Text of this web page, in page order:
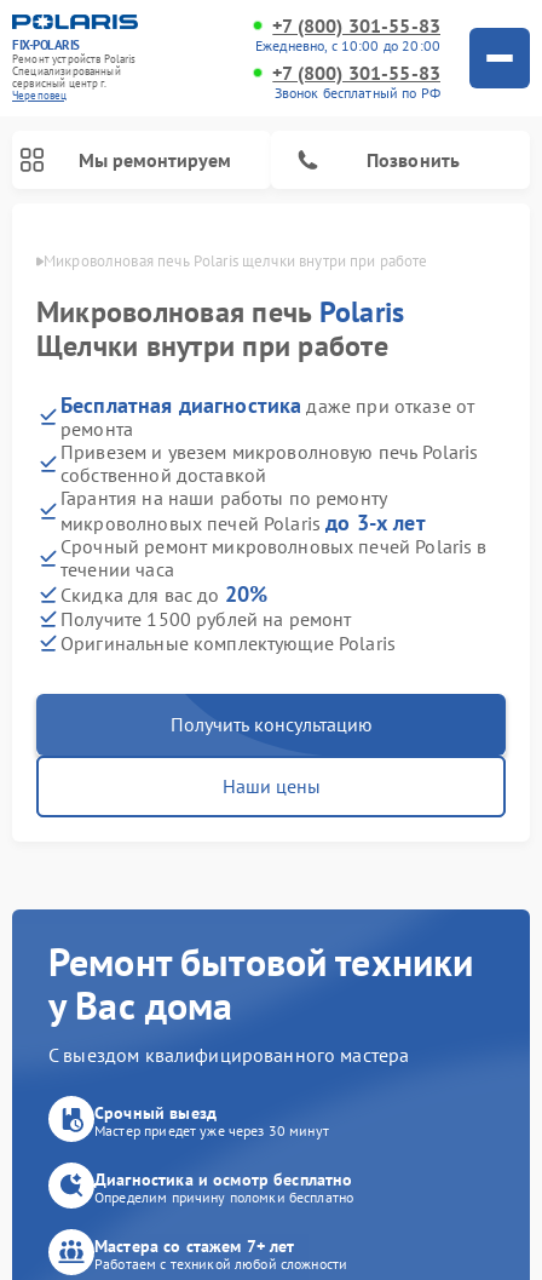
FIX-POLARIS
Ремонт устройств Polaris
Специализированный
cервисный центр г.
Череповец
+7 (800) 301-55-83
Ежедневно, с 10:00 до 20:00
+7 (800) 301-55-83
Звонок бесплатный по РФ
Мы ремонтируем Позвонить
Микроволновая печь Polaris щелчки внутри при работе
Микроволновая печь Polaris
Щелчки внутри при работе
Бесплатная диагностика даже при отказе от
ремонта
Привезем и увезем микроволновую печь Polaris
собственной доставкой
Гарантия на наши работы по ремонту
микроволновых печей Polarisдо 3-х лет
Срочный ремонт микроволновых печей Polaris в
течении часа
Скидка для вас до 20%
Получите 1500 рублей на ремонт
Оригинальные комплектующие Polaris
Получить консультацию
Наши цены
Ремонт бытовой техники
у Вас дома
С выездом квалифицированного мастера
Срочный выезд
Мастер приедет уже через 30 минут
Диагностика и осмотр бесплатно
Определим причину поломки бесплатно
Мастера со стажем 7+ лет
Работаем с техникой любой сложности